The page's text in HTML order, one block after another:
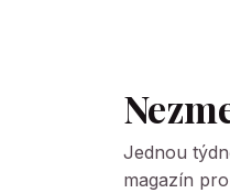
Jednou
magazín